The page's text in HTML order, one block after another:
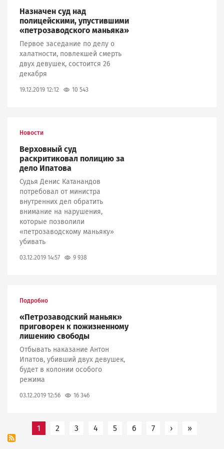
Назначен суд над
полицейскими, упустившими
«петрозаводского маньяка»
Первое заседание по делу о
халатности, повлекшей смерть
двух девушек, состоится 26
декабря
19.12.2019 12:12 10 543
Новости
Верховный суд
раскритиковал полицию за
дело Ипатова
Судья Денис Катанандов
потребовал от министра
внутренних дел обратить
внимание на нарушения,
которые позволили
«петрозаводскому маньяку»
убивать
03.12.2019 14:57 9 938
Подробно
«Петрозаводский маньяк»
приговорен к пожизненному
лишению свободы
Отбывать наказание Антон
Ипатов, убивший двух девушек,
будет в колонии особого
режима
03.12.2019 12:56 16 346
Нумерация
страниц
1 2 3 4 5 6 7 › Следующая
»